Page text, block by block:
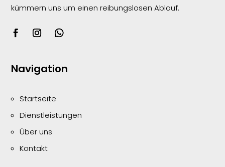
kümmern uns um einen reibungslosenAblauf.
Navigation
Startseite
Dienstleistungen
Über uns
Kontakt